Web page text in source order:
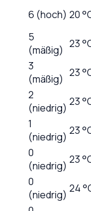
6 (hoch) 20
5
(mäßig) 23
3
(mäßig) 23
2
(niedrig) 23
1
(niedrig) 23
0
(niedrig) 23
0
(niedrig) 24